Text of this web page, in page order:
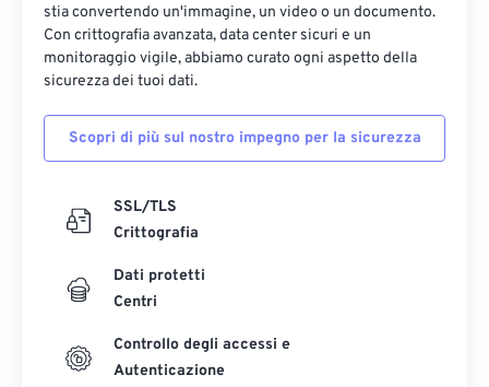
stia convertendo un'immagine, un video o un documento.
Con crittografia avanzata, data center sicuri e un
monitoraggio vigile, abbiamo curato ogni aspetto della
sicurezza dei tuoi dati.
Scopri di più sul nostro impegno per la sicurezza
SSL/TLS
Crittografia
Dati protetti
Centri
Controllo degli accessi e
Autenticazione